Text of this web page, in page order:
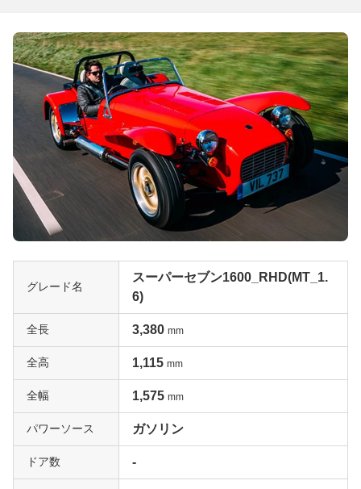
グレード名
スーパーセブン1600_RHD(MT_1.
6)
全長 3,380 mm
全高 1,115 mm
全幅 1,575 mm
パワーソース ガソリン
ドア数 -